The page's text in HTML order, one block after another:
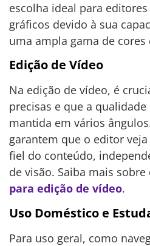
escolha ideal para
gráficos devido à sua
uma ampla gama de cores
Edição de Vídeo
Na edição de vídeo, é
precisas e que a
mantida em vários
garantem que o editor
fiel do conteúdo,
de visão. Saiba mais sobre
para edição de vídeo.
Uso Doméstico e
Para uso geral, como